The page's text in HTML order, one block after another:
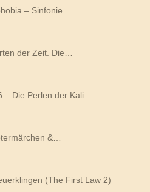
– Sinfonie…
der Zeit. Die…
– Die Perlen der Kali
&…
(The First Law 2)